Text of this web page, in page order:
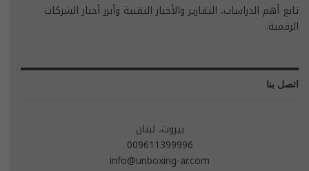
تابع أهم الدراسات، التقارير والأخبار التقنية وأبرز أخبار الشركات
الرقمية.
اتصل بنا
بيروت، لبنان
009611399996
info@unboxing-ar.com